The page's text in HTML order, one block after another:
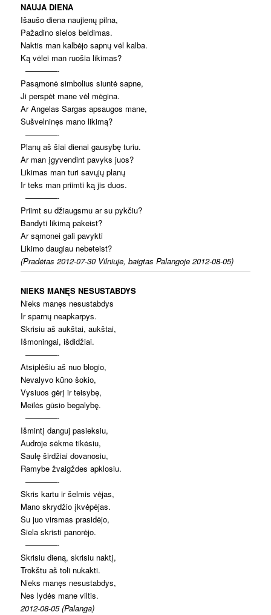
NAUJA DIENA
Išaušo diena naujienų pilna,
Pažadino sielos beldimas.
Naktis man kalbėjo sapnų vėl kalba.
Ką vėlei man ruošia likimas?
————-
Pasąmonė simbolius siuntė sapne,
Ji perspėt mane vėl mėgina.
Ar Angelas Sargas apsaugos mane,
Sušvelninęs mano likimą?
————-
Planų aš šiai dienai gausybę turiu.
Ar man įgyvendint pavyks juos?
Likimas man turi savųjų planų
Ir teks man priimti ką jis duos.
————-
Priimt su džiaugsmu ar su pykčiu?
Bandyti likimą pakeist?
Ar sąmonei gali pavykti
Likimo daugiau nebeteist?
(Pradėtas 2012-07-30 Vilniuje, baigtas Palangoje 2012-08-05)
NIEKS MANĘS NESUSTABDYS
Nieks manęs nesustabdys
Ir sparnų neapkarpys.
Skrisiu aš aukštai, aukštai,
Išmoningai, išdidžiai.
————-
Atsiplėšiu aš nuo blogio,
Nevalyvo kūno šokio,
Vysiuos gėrį ir teisybę,
Meilės gūsio begalybę.
————-
Išmintį danguj pasieksiu,
Audroje sėkme tikėsiu,
Saulę širdžiai dovanosiu,
Ramybe žvaigždes apklosiu.
————-
Skris kartu ir šelmis vėjas,
Mano skrydžio įkvėpėjas.
Su juo virsmas prasidėjo,
Siela skristi panorėjo.
————-
Skrisiu dieną, skrisiu naktį,
Trokštu aš toli nukakti.
Nieks manęs nesustabdys,
Nes lydės mane viltis.
2012-08-05 (Palanga)